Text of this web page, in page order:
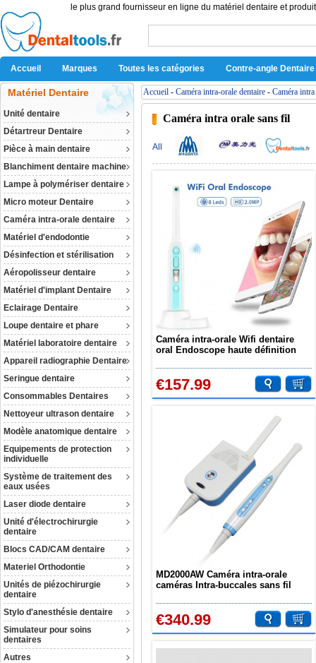
le plus grand fournisseur en ligne du matériel dentaire et
Accueil Marques Toutes les catégories Contre-angle Dentaire
Matériel Dentaire
Unité dentaire
Détartreur Dentaire
Pièce à main dentaire
Blanchiment dentaire machine
Lampe à polymériser dentaire
Micro moteur Dentaire
Caméra intra-orale dentaire
Matériel d'endodontie
Désinfection et stérilisation
Aéropolisseur dentaire
Matériel d'implant Dentaire
Eclairage Dentaire
Loupe dentaire et phare
Matériel laboratoire dentaire
Appareil radiographie Dentaire
Seringue dentaire
Consommables Dentaires
Nettoyeur ultrason dentaire
Modèle anatomique dentaire
Equipements de protection
individuelle
Système de traitement des
eaux usées
Laser diode dentaire
Unité d'électrochirurgie
dentaire
Blocs CAD/CAM dentaire
Materiel Orthodontie
Unités de piézochirurgie
dentaire
Stylo d'anesthésie dentaire
Simulateur pour soins
dentaires
Autres
Accueil - Caméra intra-orale dentaire - Caméra
Caméra intra orale sans fil
All
Caméra intra-orale Wifi dentaire
oral Endoscope haute définition
€157.99
MD2000AW Caméra intra-orale
caméras Intra-buccales sans fil
€340.99